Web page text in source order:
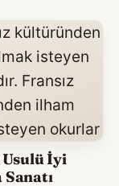
Usulü İyi
Sanatı